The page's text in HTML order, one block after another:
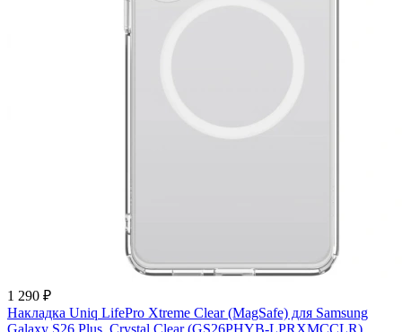
1 290 ₽
Накладка Uniq LifePro Xtreme Clear (MagSafe) для Samsung
Galaxy S26 Plus, Crystal Clear (GS26PHYB-LPRXMCCLR)